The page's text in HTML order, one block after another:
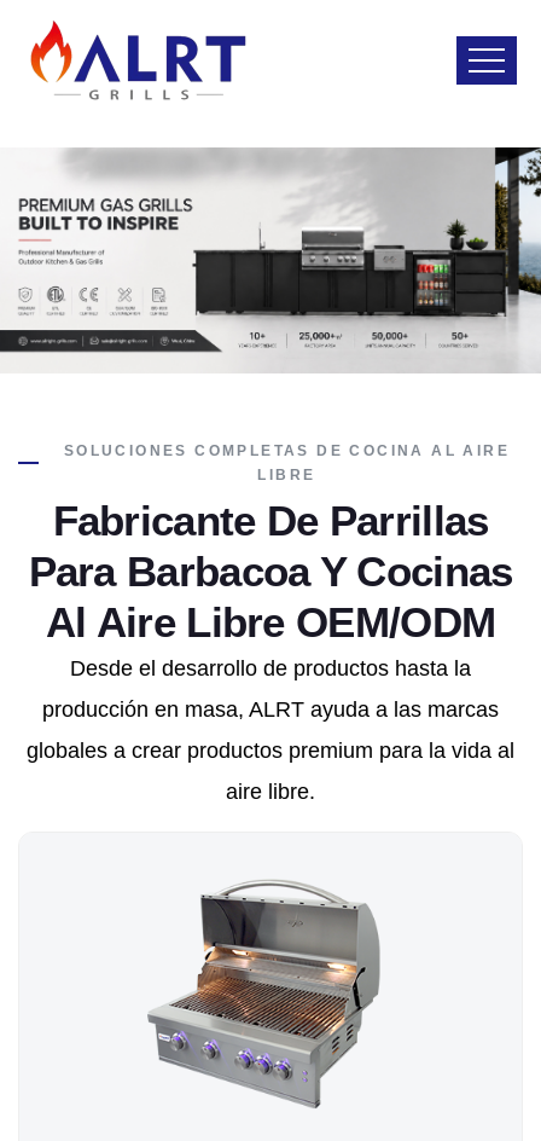
SOLUCIONES COMPLETAS DE COCINA AL AIRE
LIBRE
Fabricante De Parrillas
Para Barbacoa Y Cocinas
Al Aire Libre OEM/ODM
Desde el desarrollo de productos hasta la
producción en masa, ALRT ayuda a las marcas
globales a crear productos premium para la vida al
aire libre.